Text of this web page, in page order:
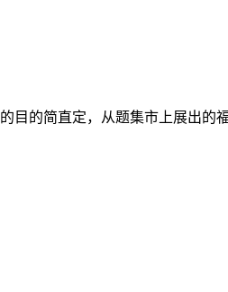
目的简直定，从题集市上展出的